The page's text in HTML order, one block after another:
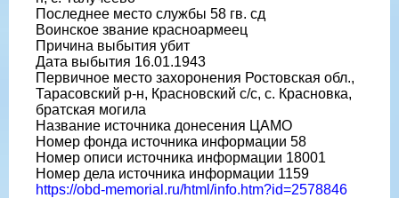
Последнее место службы 58 гв. сд
Воинское звание красноармеец
Причина выбытия убит
Дата выбытия 16.01.1943
Первичное место захоронения Ростовская обл.,
Тарасовский р-н, Красновский с/с, с. Красновка,
братская могила
Название источника донесения ЦАМО
Номер фонда источника информации 58
Номер описи источника информации 18001
Номер дела источника информации 1159
https://obd-memorial.ru/html/info.htm?id=2578846